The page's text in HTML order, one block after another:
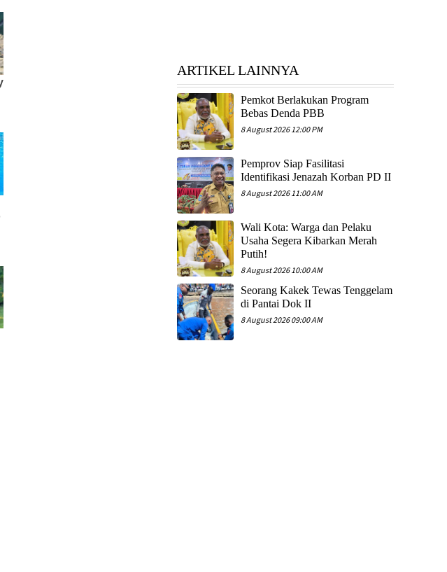
ARTIKEL LAINNYA
Pemkot Berlakukan Program
Bebas Denda PBB
8 August 2026 12:00 PM
Pemprov Siap Fasilitasi
Identifikasi Jenazah Korban PD II
8 August 2026 11:00 AM
Wali Kota: Warga dan Pelaku
Usaha Segera Kibarkan Merah
Putih!
8 August 2026 10:00 AM
Seorang Kakek Tewas Tenggelam
di Pantai Dok II
8 August 2026 09:00 AM